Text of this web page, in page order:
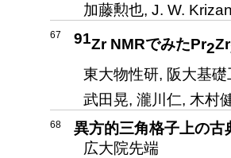
加藤勲也, J. W.
67 91Zr NMRでみたPr2Zr
東大物性研, 阪大基礎
武田晃, 瀧川仁, 木村
68
異方的三角格子上の
広大院先端